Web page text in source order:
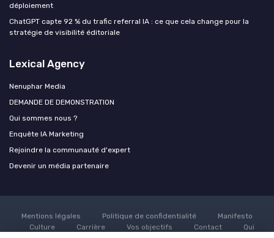
déploiement
ChatGPT capte 92 % du trafic referral IA : ce que cela change pour la
stratégie de visibilité éditoriale
Lexical Agency
Nenuphar Media
DEMANDE DE DEMONSTRATION
Qui sommes nous ?
Enquête IA Marketing
Rejoindre la communauté d'expert
Devenir un média partenaire
Mentions légales Politique de confidentialité
Manifesto
Culture
Carrière Vos objectifs Contact
Qui